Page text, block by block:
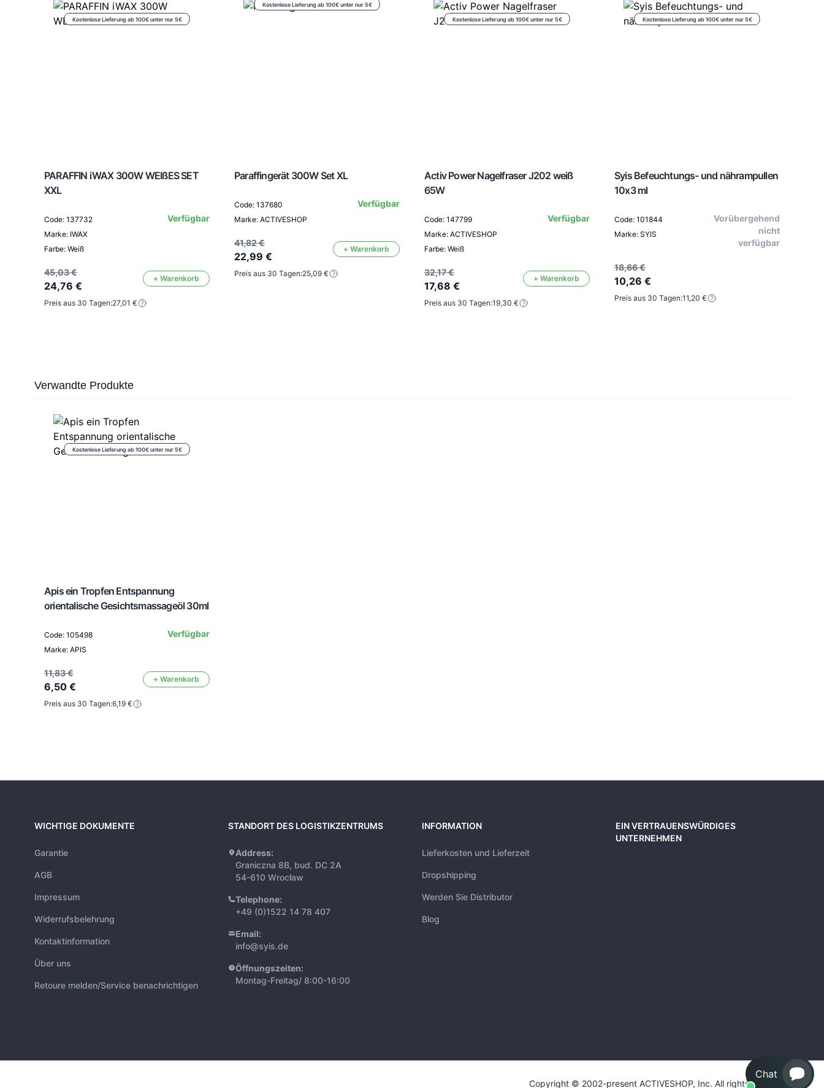
Chat
Kostenlose Lieferung ab 100€ unter nur 5€
PARAFFIN iWAX 300W WEIßES SET
XXL
Code: 137732
Marke: IWAX
Farbe: Weiß
Verfügbar
45,03 €
24,76 €
+ Warenkorb
Preis aus 30 Tagen:27,01 €
Kostenlose Lieferung ab 100€ unter nur 5€
Paraffingerät 300W Set XL
Code: 137680
Marke: ACTIVESHOP
Verfügbar
41,82 €
22,99 €
+ Warenkorb
Preis aus 30 Tagen:25,09 €
Kostenlose Lieferung ab 100€ unter nur 5€
Activ Power Nagelfraser J202 weiß
65W
Code: 147799
Marke: ACTIVESHOP
Farbe: Weiß
Verfügbar
32,17 €
17,68 €
+ Warenkorb
Preis aus 30 Tagen:19,30 €
Kostenlose Lieferung ab 100€ unter nur 5€
Syis Befeuchtungs- und nährampullen
10x3 ml
Code: 101844
Marke: SYIS
Vorübergehend
nicht
verfügbar
18,66 €
10,26 €
Preis aus 30 Tagen:11,20 €
Press to skip carousel
Verwandte Produkte
Kostenlose Lieferung ab 100€ unter nur 5€
Apis ein Tropfen Entspannung
orientalische Gesichtsmassageöl 30ml
Code: 105498
Marke: APIS
Verfügbar
11,83 €
6,50 €
+ Warenkorb
Preis aus 30 Tagen:6,19 €
WICHTIGE DOKUMENTE
Garantie
AGB
Impressum
Widerrufsbelehrung
Kontaktinformation
Über uns
Retoure melden/Service benachrichtigen
STANDORT DES LOGISTIKZENTRUMS
Address:
Graniczna 8B, bud. DC 2A
54-610 Wrocław
Telephone:
+49 (0)1522 14 78 407
Email:
info@syis.de
Öffnungszeiten:
Montag-Freitag/ 8:00-16:00
INFORMATION
Lieferkosten und Lieferzeit
Dropshipping
Werden Sie Distributor
Blog
EIN VERTRAUENSWÜRDIGES
UNTERNEHMEN
Copyright © 2002-present ACTIVESHOP, Inc. All rights reserved.